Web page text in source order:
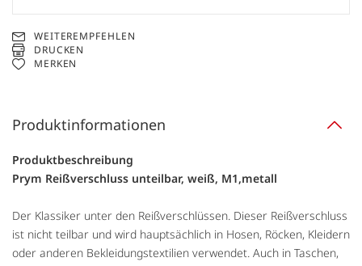
WEITEREMPFEHLEN
DRUCKEN
MERKEN
Produktinformationen
Produktbeschreibung
Prym Reißverschluss unteilbar, weiß, M1,metall
Der Klassiker unter den Reißverschlüssen. Dieser Reißverschluss
ist nicht teilbar und wird hauptsächlich in Hosen, Röcken, Kleidern
oder anderen Bekleidungstextilien verwendet. Auch in Taschen,